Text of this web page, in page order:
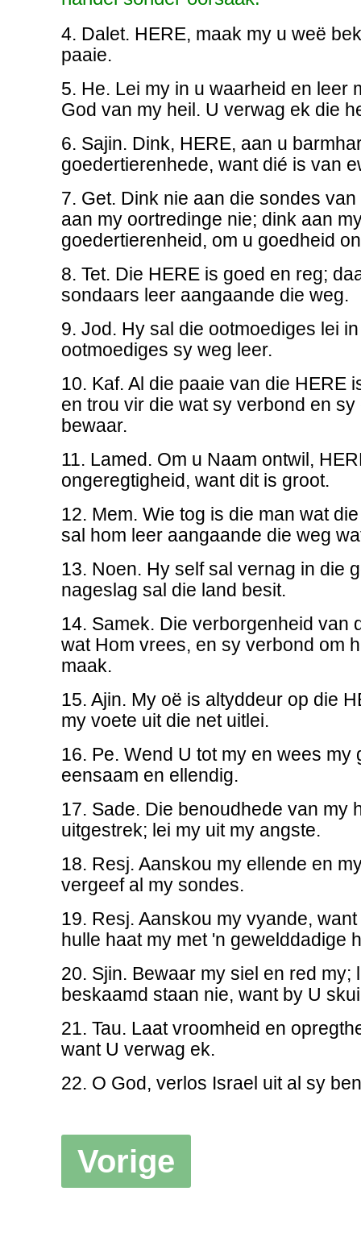
4. Dalet. HERE, maak my u weë
paaie.
5. He. Lei my in u waarheid en leer
God van my heil. U verwag ek die
6. Sajin. Dink, HERE, aan u
goedertierenhede, want dié is van
7. Get. Dink nie aan die sondes
aan my oortredinge nie; dink aan
goedertierenheid, om u goedheid
8. Tet. Die HERE is goed en reg;
sondaars leer aangaande die weg.
9. Jod. Hy sal die ootmoediges lei
ootmoediges sy weg leer.
10. Kaf. Al die paaie van die HERE
en trou vir die wat sy verbond en
bewaar.
11. Lamed. Om u Naam ontwil,
ongeregtigheid, want dit is groot.
12. Mem. Wie tog is die man wat
sal hom leer aangaande die weg
13. Noen. Hy self sal vernag in die
nageslag sal die land besit.
14. Samek. Die verborgenheid van
wat Hom vrees, en sy verbond om
maak.
15. Ajin. My oë is altyddeur op die
my voete uit die net uitlei.
16. Pe. Wend U tot my en wees my
eensaam en ellendig.
17. Sade. Die benoudhede van my
uitgestrek; lei my uit my angste.
18. Resj. Aanskou my ellende en
vergeef al my sondes.
19. Resj. Aanskou my vyande,
hulle haat my met 'n gewelddadige
20. Sjin. Bewaar my siel en red my;
beskaamd staan nie, want by U
21. Tau. Laat vroomheid en
want U verwag ek.
22. O God, verlos Israel uit al sy
Vorige